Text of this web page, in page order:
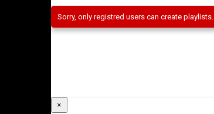
Sorry, only registred users can create playlists.
×